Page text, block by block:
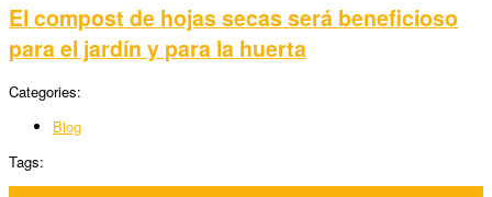
El compost de hojas secas será beneficioso
para el jardín y para la huerta
Categories:
Blog
Tags: